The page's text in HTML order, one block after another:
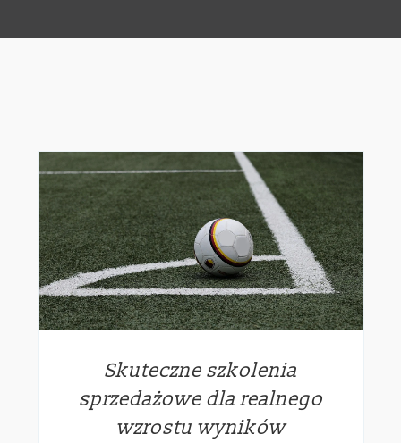
Skuteczne szkolenia
sprzedażowe dla realnego
wzrostu wyników